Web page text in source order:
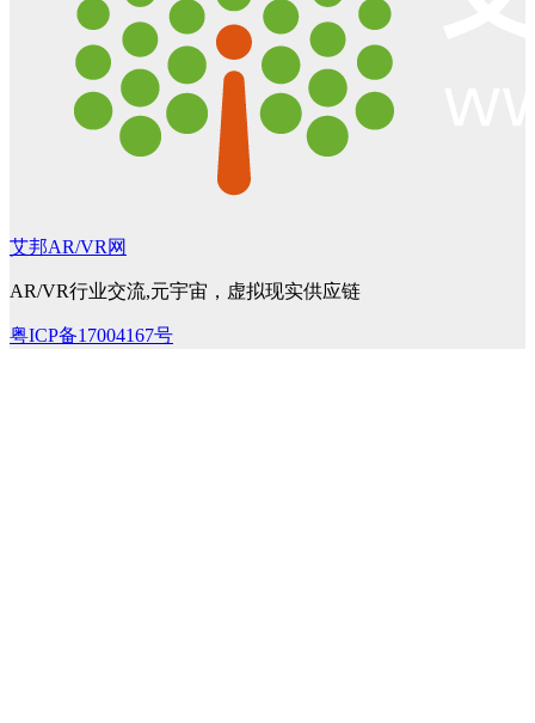
艾邦AR/VR网
AR/VR行业交流,元宇宙，虚拟现实供应链
粤ICP备17004167号